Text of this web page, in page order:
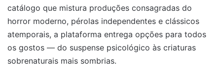
catálogo que mistura produções consagradas do
horror moderno, pérolas independentes e clássicos
atemporais, a plataforma entrega opções para todos
os gostos — do suspense psicológico às criaturas
sobrenaturais mais sombrias.